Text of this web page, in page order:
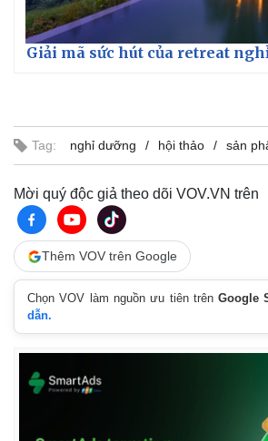
Pháp luật
Tư vấn luật
Giải mã sức hút của retreat
Tag: nghỉ dưỡng hội thảo sản
Mời quý độc giả theo dõi VOV.VN trên
Thêm VOV trên Google
Chọn VOV làm nguồn ưu tiên trênGoogle
dẫn.